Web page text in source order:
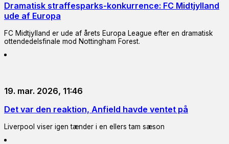
Dramatisk straffesparks-konkurrence: FC Midtjylland
ude af Europa
FC Midtjylland er ude af årets Europa League efter en dramatisk
ottendedelsfinale mod Nottingham Forest.
19. mar. 2026, 11:46
Det var den reaktion, Anfield havde ventet på
Liverpool viser igen tænder i en ellers tam sæson